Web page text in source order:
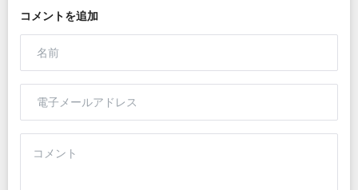
コメントを追加